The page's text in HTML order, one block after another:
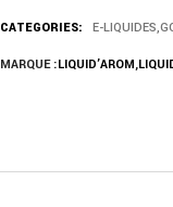
CATEGORIES: E-LIQUIDES,
MARQUE :LIQUID’AROM,